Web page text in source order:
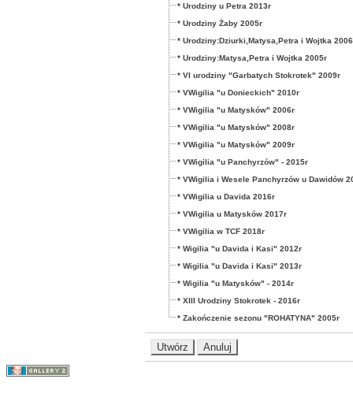
* Urodziny u Petra 2013r
* Urodziny Żaby 2005r
* Urodziny:Dziurki,Matysa,Petra i Wojtka
* Urodziny:Matysa,Petra i Wojtka 2005r
* VI urodziny "Garbatych Stokrotek" 2009r
* VWigilia "u Donieckich" 2010r
* VWigilia "u Matysków" 2006r
* VWigilia "u Matysków" 2008r
* VWigilia "u Matysków" 2009r
* VWigilia "u Panchyrzów" - 2015r
* VWigilia i Wesele Panchyrzów u Dawidów
* VWigilia u Davida 2016r
* VWigilia u Matysków 2017r
* VWigilia w TCF 2018r
* Wigilia "u Davida i Kasi" 2012r
* Wigilia "u Davida i Kasi" 2013r
* Wigilia "u Matysków" - 2014r
* XIII Urodziny Stokrotek - 2016r
* Zakończenie sezonu "ROHATYNA" 2005r